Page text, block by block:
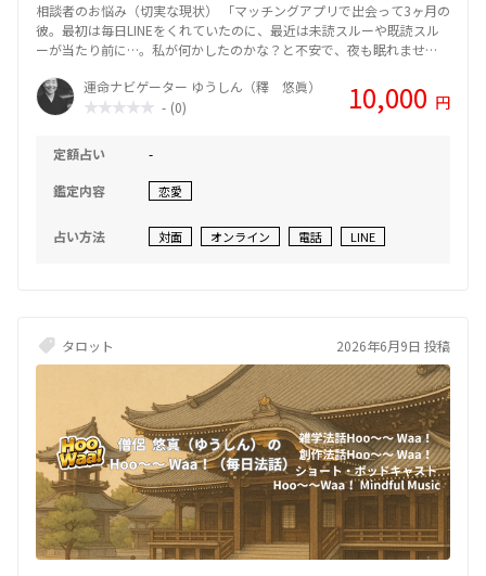
相談者のお悩み（切実な現状） 「マッチングアプリで出会って3ヶ月の
彼。最初は毎日LINEをくれていたのに、最近は未読スルーや既読スル
ーが当たり前に…。私が何かしたのかな？と不安で、夜も眠れませ
た前の彼に戻ってくれますか？」 回答（客観的な視点とカードの示
唆） 「カードに出ているのは『執着』と『一時的な逃避』です。今の
ようです。厳しいようですが、彼は今『あなたを失う怖さ』を感じて
いません。 あなたが自分を削ってまで彼に合わせる必要はありませ
ん。今は彼を追いかけるのをやめて、あなた自身の時間を充実させて
ください。あなたが『自分を大切にする』選択をしたとき、彼との関
係の真実が見えてきます。」 感想（気づきと決意） 「鑑定を受けて、
ハッとしました。彼からの返信を待つことが生活のすべてになってい
運命ナビゲーター ゆうしん（釋 悠眞）
- (0) 10,000 円
定額占い
-
鑑定内容
恋愛
占い方法 対面 オンライン 電話 LINE
タロット 2026年6月9日 投稿